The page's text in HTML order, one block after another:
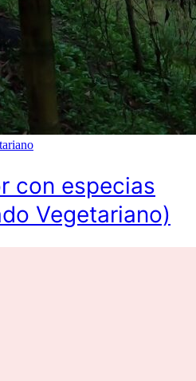
con especias
Vegetariano)